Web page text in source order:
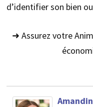
d’identifier son bien
➜ Assurez votre